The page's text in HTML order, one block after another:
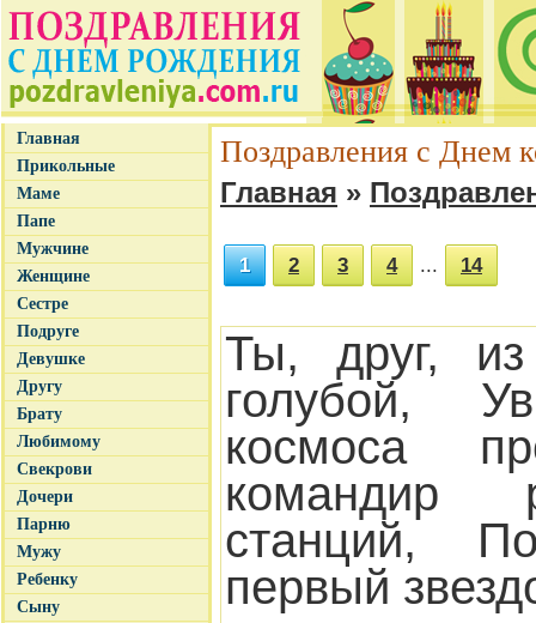
Главная
Прикольные
Маме
Папе
Мужчине
Женщине
Сестре
Подруге
Девушке
Другу
Брату
Любимому
Свекрови
Дочери
Парню
Мужу
Ребенку
Сыну
Поздравления с Днем
Главная »
1 2 3 4 ... 14
Ты, друг,
голубой,
космоса
командир
станций,
первый